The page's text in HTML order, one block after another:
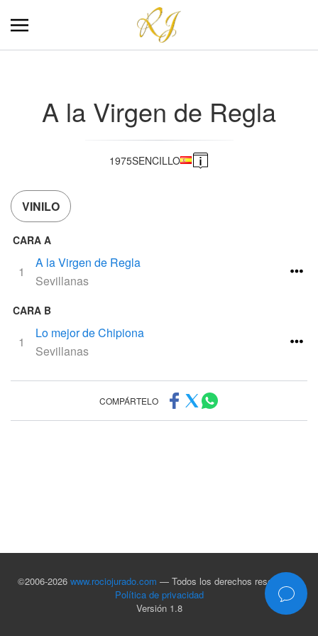
A la Virgen de Regla
1975SENCILLO
VINILO
CARA A
1
A la Virgen de Regla
Sevillanas
CARA B
1
Lo mejor de Chipiona
Sevillanas
COMPÁRTELO
©2006-2026 www.rociojurado.com — Todos los derechos reservados
Política de privacidad
Versión 1.8